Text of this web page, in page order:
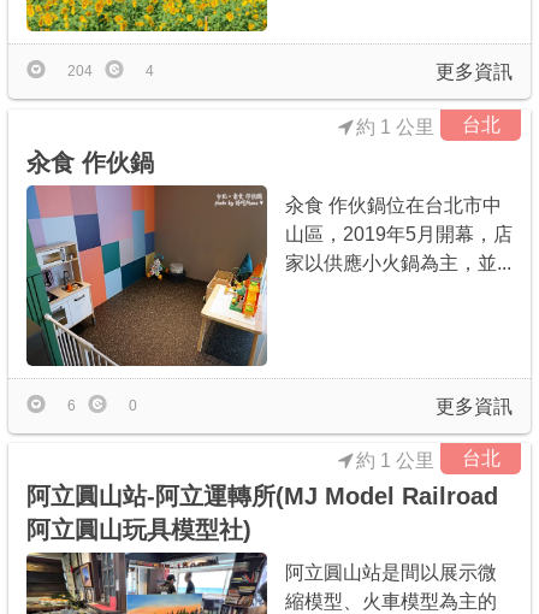
更多資訊
204 4
台北
約 1 公里
汆食 作伙鍋
汆食 作伙鍋位在台北市中
山區，2019年5月開幕，店
家以供應小火鍋為主，並...
更多資訊
6 0
台北
約 1 公里
阿立圓山站-阿立運轉所(MJ Model Railroad
阿立圓山玩具模型社)
阿立圓山站是間以展示微
縮模型、火車模型為主的